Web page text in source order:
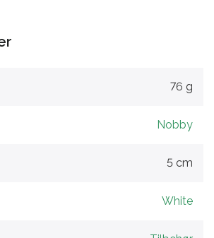
76 g
Nobby
5 cm
White